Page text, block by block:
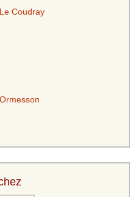
Coudray